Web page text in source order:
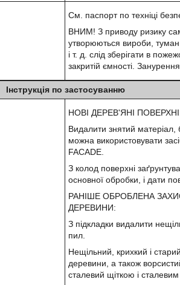
См. паспорт по техніці
ВНИМ! З приводу ризику
утворюються вироби, туман
і т. д. слід зберігати в
закритій ємності.
Інструкція по застосуванню
НОВІ ДЕРЕВ'ЯНІ
Видалити знятий матеріал,
можна використовувати
FACADE.
З колод поверхні
основної обробки, і дати
РАНІШЕ ОБРОБЛЕНА
ДЕРЕВИНИ:
З підкладки видалити
пил.
Нещільний, крихкий і
деревини, а також
сталевий щіткою і сталевим